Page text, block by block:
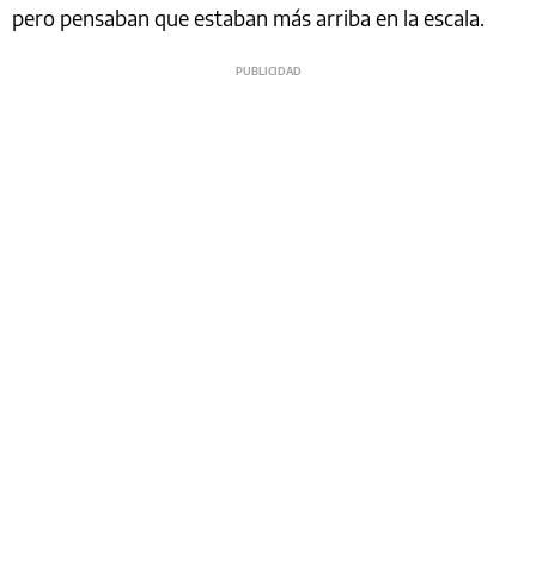
pero pensaban que estaban más arriba en la escala.